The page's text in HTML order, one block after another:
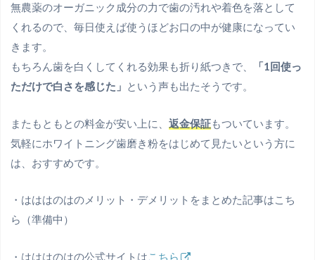
無農薬のオーガニック成分の力で歯の汚れや着色を落として
くれるので、毎日使えば使うほどお口の中が健康になってい
きます。
もちろん歯を白くしてくれる効果も折り紙つきで、
「1回使っ
ただけで白さを感じた」 という声も出たそうです。
またもともとの料金が安い上に、 返金保証もついています。
気軽にホワイトニング歯磨き粉をはじめて見たいという方に
は、おすすめです。
・はははのはのメリット・デメリットをまとめた記事はこち
ら（準備中）
・はははのはの公式サイトはこちら